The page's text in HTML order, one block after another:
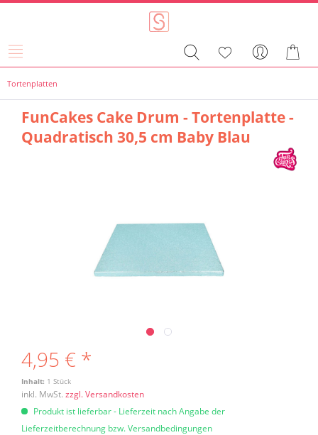
Tortenplatten
FunCakes Cake Drum - Tortenplatte -
Quadratisch 30,5 cm Baby Blau
4,95 € *
Inhalt: 1 Stück
inkl. MwSt. zzgl. Versandkosten
Produkt ist lieferbar - Lieferzeit nach Angabe der
Lieferzeitberechnung bzw. Versandbedingungen